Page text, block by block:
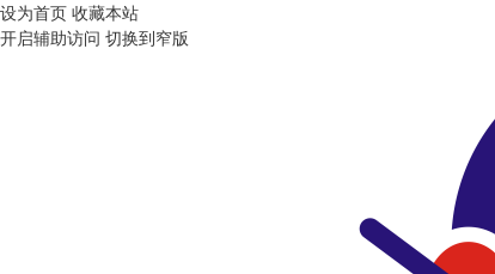
设为首页 收藏本站
开启辅助访问 切换到窄版